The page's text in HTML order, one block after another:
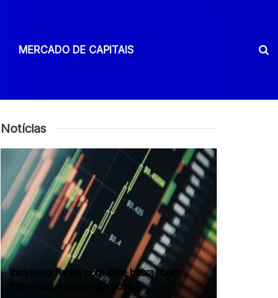
MERCADO DE CAPITAIS
Notícias
Ibovespa fecha com leve baixa, com
Petrobras e Itaú; Vale sobe